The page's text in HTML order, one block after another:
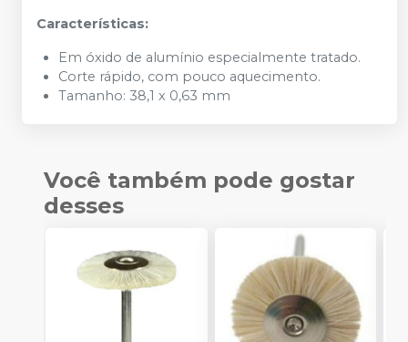
Características:
Em óxido de alumínio especialmente tratado.
Corte rápido, com pouco aquecimento.
Tamanho: 38,1 x 0,63 mm
Você também pode gostar
desses